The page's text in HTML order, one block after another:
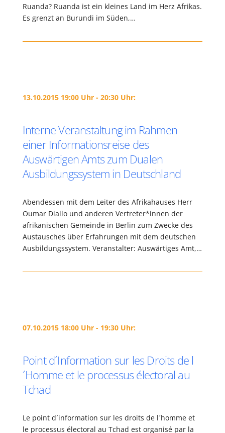
Ruanda? Ruanda ist ein kleines Land im Herz Afrikas.
Es grenzt an Burundi im Süden,…
13.10.2015 19:00 Uhr - 20:30 Uhr:
Interne Veranstaltung im Rahmen
einer Informationsreise des
Auswärtigen Amts zum Dualen
Ausbildungssystem in Deutschland
Abendessen mit dem Leiter des Afrikahauses Herr
Oumar Diallo und anderen Vertreter*innen der
afrikanischen Gemeinde in Berlin zum Zwecke des
Austausches über Erfahrungen mit dem deutschen
Ausbildungssystem. Veranstalter: Auswärtiges Amt,…
07.10.2015 18:00 Uhr - 19:30 Uhr:
Point d´Information sur les Droits de l
´Homme et le processus électoral au
Tchad
Le point d´information sur les droits de l´homme et
le processus électoral au Tchad est organisé par la